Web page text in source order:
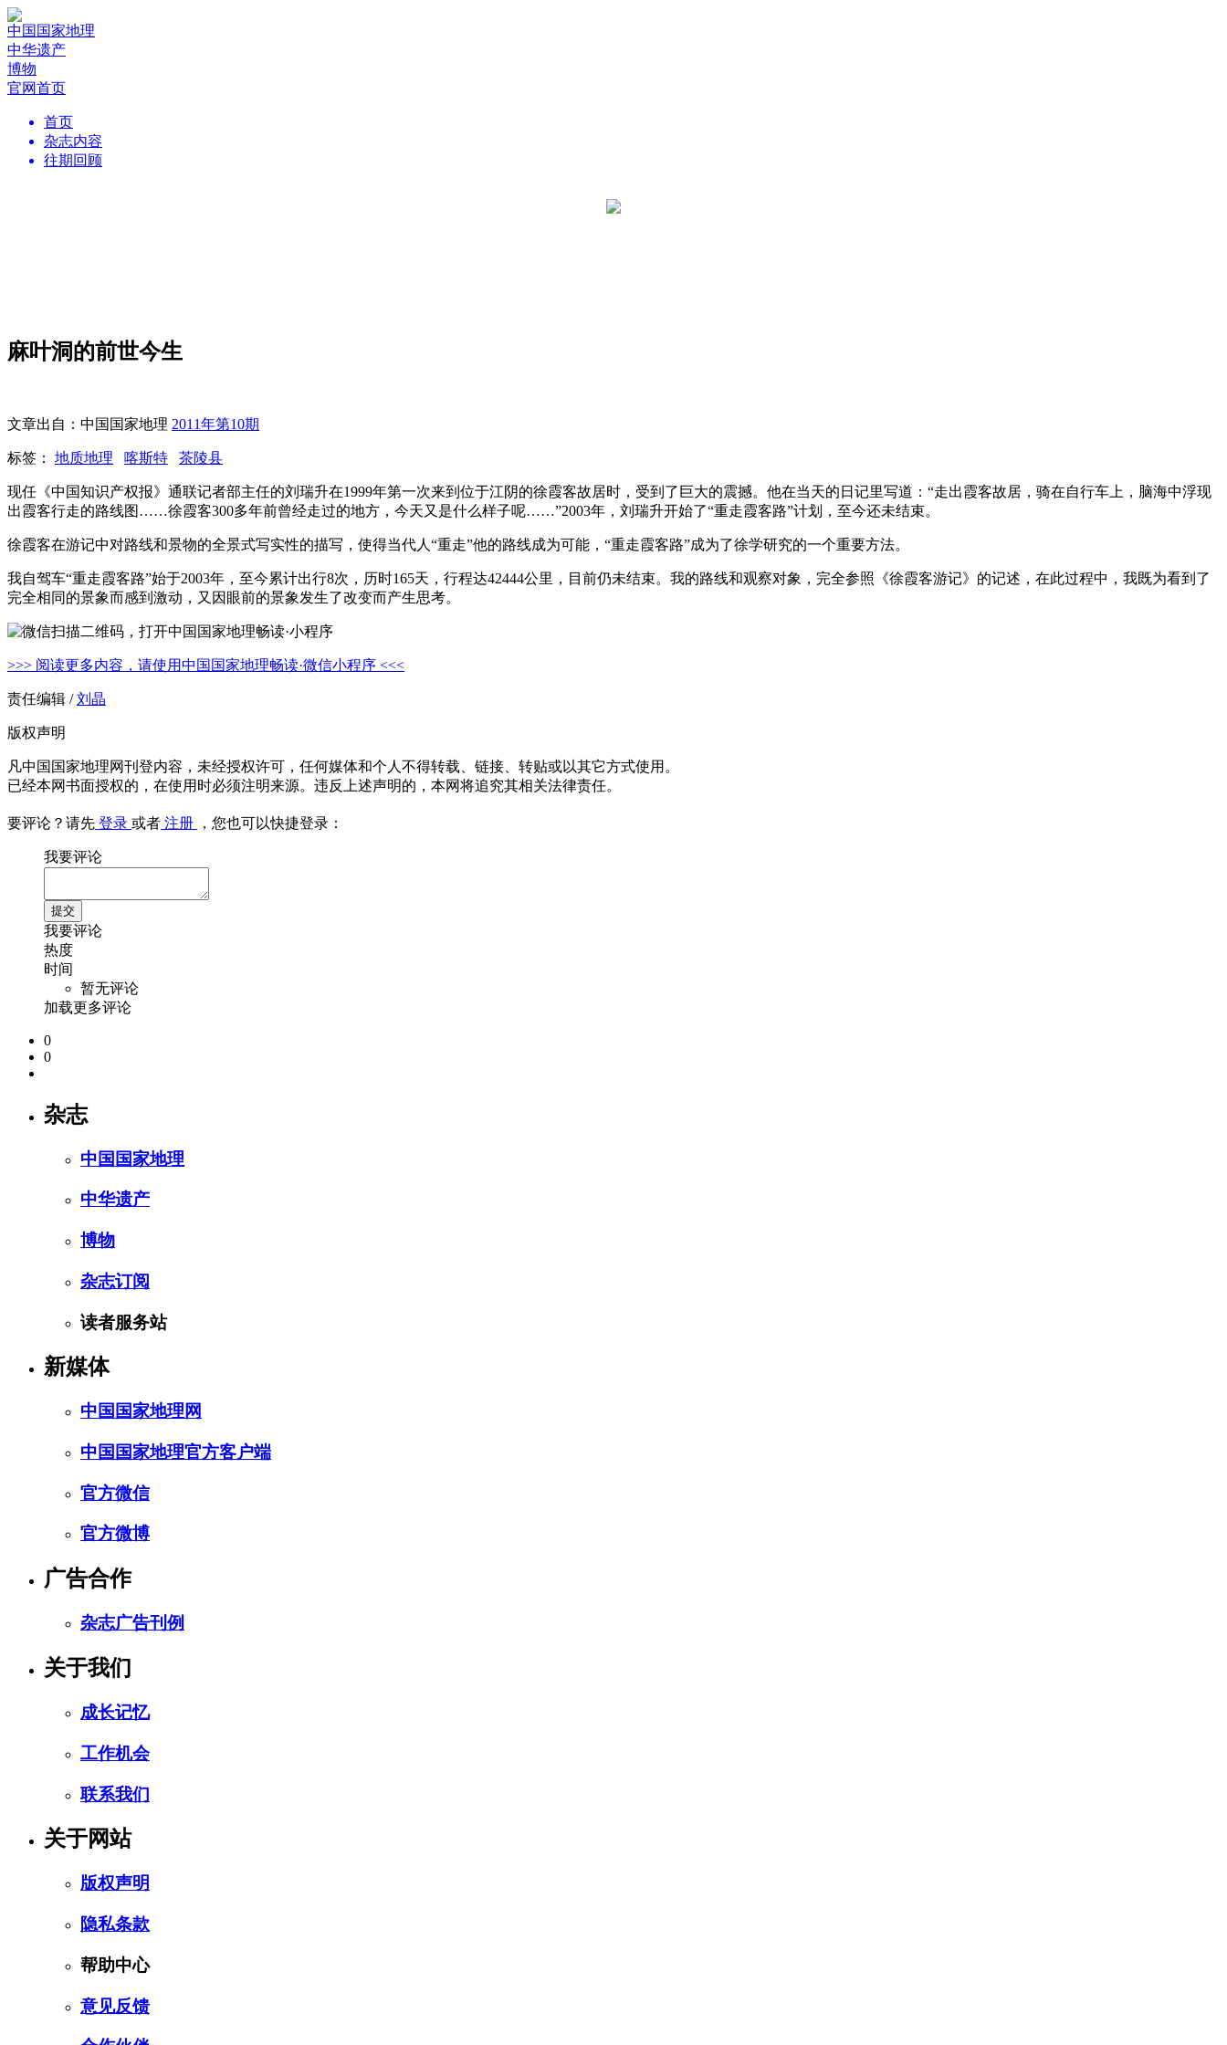
中国国家地理
中华遗产
博物
官网首页
首页
杂志内容
往期回顾
麻叶洞的前世今生
文章出自：中国国家地理 2011年第10期
标签： 地质地理 喀斯特 茶陵县
现任《中国知识产权报》通联记者部主任的刘瑞升在1999年第一次来到位于江阴的徐霞客故居时，受到了巨大的震撼。他在当天的日记里写道：“走出霞客故居，骑在自行车上，脑海中浮现
出霞客行走的路线图……徐霞客300多年前曾经走过的地方，今天又是什么样子呢……”2003年，刘瑞升开始了“重走霞客路”计划，至今还未结束。
徐霞客在游记中对路线和景物的全景式写实性的描写，使得当代人“重走”他的路线成为可能，“重走霞客路”成为了徐学研究的一个重要方法。
我自驾车“重走霞客路”始于2003年，至今累计出行8次，历时165天，行程达42444公里，目前仍未结束。我的路线和观察对象，完全参照《徐霞客游记》的记述，在此过程中，我既为看到了
完全相同的景象而感到激动，又因眼前的景象发生了改变而产生思考。
>>> 阅读更多内容，请使用中国国家地理畅读·微信小程序 <<<
责任编辑 /刘晶
版权声明
凡中国国家地理网刊登内容，未经授权许可，任何媒体和个人不得转载、链接、转贴或以其它方式使用。
已经本网书面授权的，在使用时必须注明来源。违反上述声明的，本网将追究其相关法律责任。
要评论？请先 登录 或者 注册 ，您也可以快捷登录：
我要评论
我要评论
热度
时间
暂无评论
加载更多评论
0
0
杂志
中国国家地理
中华遗产
博物
杂志订阅
读者服务站
新媒体
中国国家地理网
中国国家地理官方客户端
官方微信
官方微博
广告合作
杂志广告刊例
关于我们
成长记忆
工作机会
联系我们
关于网站
版权声明
隐私条款
帮助中心
意见反馈